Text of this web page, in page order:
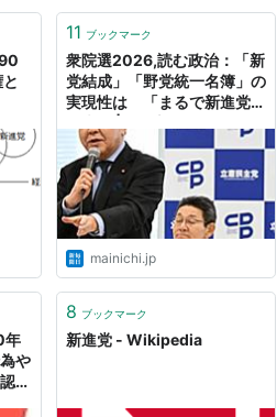
11 ブックマーク
衆院選2026,読む政治：「新
党結成」「野党統一名簿」の
実現性は 「まるで新進党」
mainichi.jp
年
や
め
8 ブックマーク
新進党 - Wikipedia